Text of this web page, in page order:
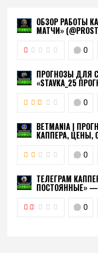
ОБЗОР РАБОТЫ
МАТЧИ»
0
ПРОГНОЗЫ ДЛЯ
«STAVKA_25
0
BETMANIA |
КАППЕРА, ЦЕНЫ,
0
ТЕЛЕГРАМ
ПОСТОЯННЫЕ»
0